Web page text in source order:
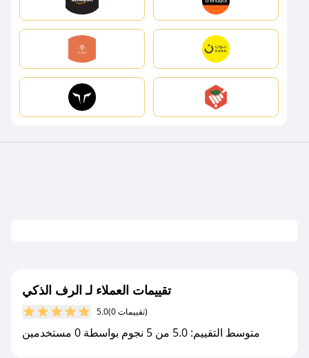
تقييمات العملاء لـ الرف الذكي
5.0 (0 تقييمات)
متوسط التقييم: 5.0 من 5 نجوم بواسطة 0 مستخدمين